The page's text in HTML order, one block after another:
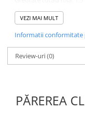
Greutate folie: 1.2 kg
Culoare: negru
VEZI MAI MULT
Informatii conformitate
Review-uri(0)
PĂREREA